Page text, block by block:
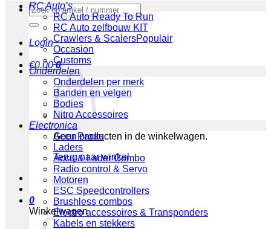
Zoeken
naar:
Login
€0.00 0
Geen producten in de winkelwagen.
Terug naar winkel
0
Winkelwagen
RC Auto’s
RC Auto Ready To Run
RC Auto zelfbouw KIT
Crawlers & Scalers
Occasion
Customs
Onderdelen
Onderdelen per merk
Banden en velgen
Bodies
Nitro Accessoires
Electronica
Accu Packs
Laders
Accu & Lader Combo
Radio control & Servo
Motoren
ESC Speedcontrollers
Brushless combos
Electro accessoires & Transponders
Kabels en stekkers